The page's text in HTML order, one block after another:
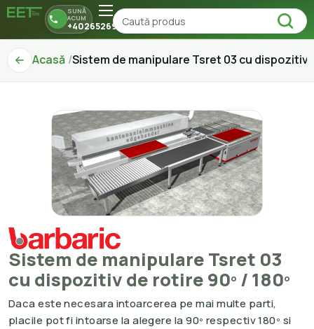
SUNĂ
ACUM
+40265269150
Acasă Sistem de manipulare Tsret 03 cu dispozitiv
Sistem de manipulare Tsret 03
cu dispozitiv de rotire 90º / 180º
Daca este necesara intoarcerea pe mai multe parti,
placile pot fi intoarse la alegere la 90º respectiv 180º si